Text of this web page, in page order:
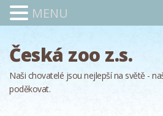
Česká zoo z.s.
Naši chovatelé jsou nejlepší na světě -
poděkovat.
MENU